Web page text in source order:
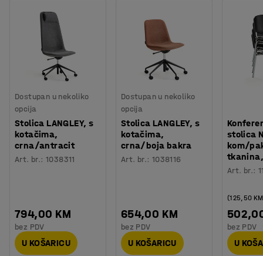
Dostupan u nekoliko
opcija
Stolica LANGLEY, s
kotačima,
crna/antracit
Art. br.:1038311
794,00 KM
bez PDV
U KOŠARICU
Dostupan u nekoliko
opcija
Stolica LANGLEY, s
kotačima,
crna/boja bakra
Art. br.: 1038116
654,00 KM
bez PDV
U KOŠARICU
stolica
kom/
Art. br.:
(125,50
bez PDV
U